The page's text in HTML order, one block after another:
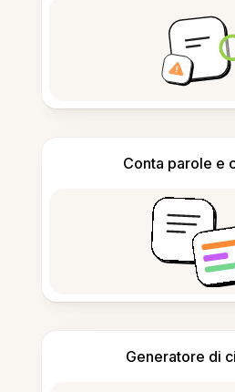
Conta parole e
Generatore di